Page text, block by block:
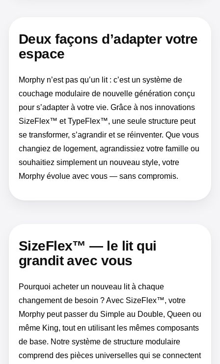
Deux façons d’adapter votre
espace
Morphy n’est pas qu’un lit : c’est un système de
couchage modulaire de nouvelle génération conçu
pour s’adapter à votre vie. Grâce à nos innovations
SizeFlex™ et TypeFlex™, une seule structure peut
se transformer, s’agrandir et se réinventer. Que vous
changiez de logement, agrandissiez votre famille ou
souhaitiez simplement un nouveau style, votre
Morphy évolue avec vous — sans compromis.
SizeFlex™ — le lit qui
grandit avec vous
Pourquoi acheter un nouveau lit à chaque
changement de besoin ? Avec SizeFlex™, votre
Morphy peut passer du Simple au Double, Queen ou
même King, tout en utilisant les mêmes composants
de base. Notre système de structure modulaire
comprend des pièces universelles qui se connectent